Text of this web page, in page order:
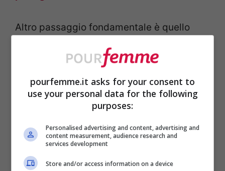
Altro passaggio fondamentale è quello
della propria pelle, che
deve essere pulita, idratata a fondo e
senza la presenza di aree seccheo simili.
E per farlo, è bene porre estrema
Arrivato il momento dell’applicazione è
importante seguire determinatipassaggi
pourfemme.it asks for your consent to
use your personal data for the following
purposes:
Personalised advertising and content, advertising and
content measurement, audience research and
services development
Store and/or access information on a device